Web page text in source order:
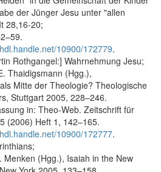
der Jünger Jesu unter "allen
28,16-20;
10900/172779.
Rothgangel:] Wahrnehmung Jesu;
Thaidigsmann (Hgg.),
Mitte der Theologie? Theologische
Stuttgart 2005, 228–246.
in: Theo-Web. Zeitschrift für
(2006) Heft 1, 142–165.
10900/172777.
Menken (Hgg.), Isaiah in the New